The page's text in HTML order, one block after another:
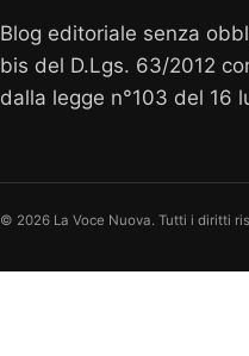
Blog editoriale senza
bis del D.Lgs. 63/2012
dalla legge n°103 del 16
© 2026 La Voce Nuova. Tutti i diritti